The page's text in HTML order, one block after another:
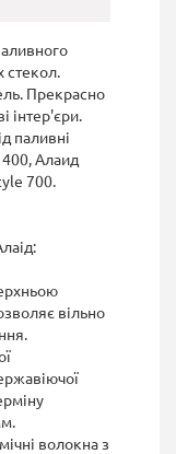
стекол.
Прекрасно
інтер'єри.
паливні
Алаид
700.
вільно
волокна з